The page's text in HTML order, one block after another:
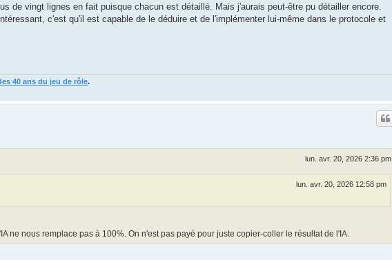
de vingt lignes en fait puisque chacun est détaillé. Mais j'aurais peut-être pu détailler encore.
c'est qu'il est capable de le déduire et de l'implémenter lui-même dans le protocole et
40 ans du jeu de rôle.
lun. avr. 20, 2026 2:36 pm
lun. avr. 20, 2026 12:58 pm
ne nous remplace pas à 100%. On n'est pas payé pour juste copier-coller le résultat de l'IA.